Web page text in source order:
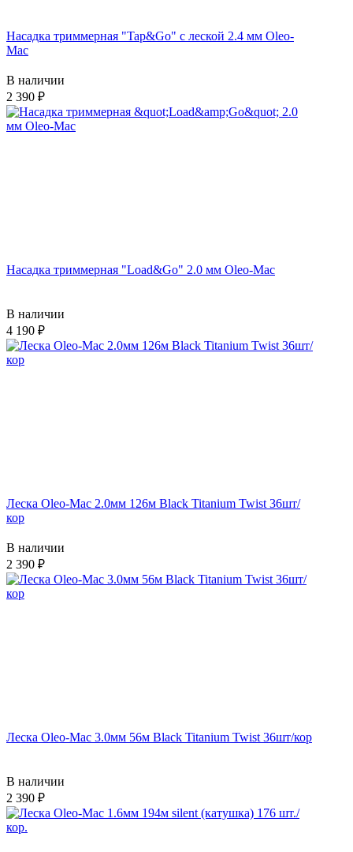
Насадка триммерная "Tap&Go" c леской 2.4 мм Oleo-
Mac
В наличии
2 390
Насадка триммерная "Load&Go" 2.0 мм Oleo-Mac
В наличии
4 190
Леска Oleo-Mac 2.0мм 126м Black Titanium Twist 36шт/
кор
В наличии
2 390
Леска Oleo-Mac 3.0мм 56м Black Titanium Twist 36шт/кор
В наличии
2 390